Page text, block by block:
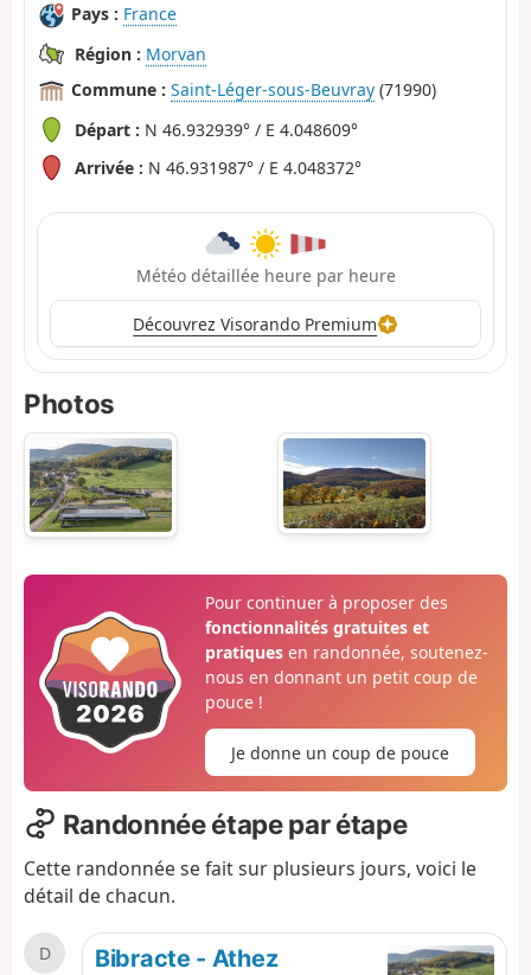
Pays : France
Région : Morvan
Commune : Saint-Léger-sous-Beuvray (71990)
Départ : N 46.932939° / E 4.048609°
Arrivée : N 46.931987° / E 4.048372°
Météo détaillée heure par heure
Découvrez Visorando Premium
Photos
Pour continuer à proposer des
fonctionnalités gratuites et
pratiquesen randonnée, soutenez-
nous en donnant un petit coup de
pouce !
Je donne un coup de pouce
Randonnée étape par étape
Cette randonnée se fait sur plusieurs jours, voici le
détail de chacun.
D Bibracte - Athez